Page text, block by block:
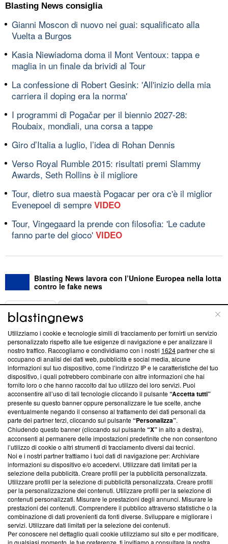
Blasting News consiglia
Gianni Moscon di nuovo nei guai: squalificato alla
Vuelta a Burgos
Kasia Niewiadoma doma il Mont Ventoux: tappa e
maglia in un finale da brividi al Tour
La confessione di Robert Gesink: 'All'inizio della mia
carriera il doping era la norma'
I programmi di Pogačar per il biennio 2027-28:
Roubaix, mondiali, una corsa a tappe
Giro d’Italia a luglio, l’idea di Rohan Dennis
Verso Royal Rumble 2015: risultati premi Slammy
Awards, Seth Rollins è il migliore
Tour, dietro sua maestà Pogacar per ora c'è il miglior
Evenepoel di sempre VIDEO
Tour, Vingegaard la prende con filosofia: 'Le cadute
fanno parte del gioco' VIDEO
Blasting News lavora con l’Unione Europea nella lotta
contro le fake news
ABOUT
Questa sezione offre informazioni trasparenti su Blasting
News, sui nostri processi editoriali e su come ci impegniamo a
creare news di qualità. Inoltre, afferma la nostra aderenza a
‘Trust Project - News with Integrity’Blasting News non è
ancora membro del programma, ma ha richiesto di farne
parte; Trust Project non ha ancora effettuato una verifica di
conformità agli standard.
Su di noi
Team editoriale
Corporate
Redazione
Informativa Privacy
Cookie Policy
Blasting SA, IDI CHE-247.845.224, Via Carlo Frasca, 3 - 6900
Lugano (Svizzera) Tel:+39 0690258937
Utilizziamo i cookie e tecnologie simili di tracciamento per fornirti un servizio
personalizzato rispetto alle tue esigenze di navigazione e per analizzare il
nostro traffico. Raccogliamo e condividiamo con i nostri 1624partner che si
occupano di analisi dei dati web, pubblicità e social media, alcune
informazioni sul tuo dispositivo, come l’indirizzo IP e le caratteristiche del tuo
dispositivo, i quali potrebbero combinarle con altre informazioni che hai
fornito loro o che hanno raccolto dal tuo utilizzo dei loro servizi. Puoi
acconsentire all’uso di tali tecnologie cliccando il pulsante“Accetta tutti”
presente su questo banner oppure personalizzare le tue scelte, anche
eventualmente negando il consenso al trattamento dei dati personali da
parte dei partner terzi, cliccando sul pulsante“Personalizza”.
Chiudendo questo banner (cliccando sul pulsante“X”in alto a destra),
acconsenti al permanere delle impostazioni predefinite che non consentono
l’utilizzo di cookie o altri strumenti di tracciamento diversi dai tecnici.
Noi e i nostri partner trattiamo i tuoi dati di navigazione per: Archiviare
informazioni su dispositivo e/o accedervi. Utilizzare dati limitati per la
selezione della pubblicità. Creare profili per la pubblicità personalizzata.
Utilizzare profili per la selezione di pubblicità personalizzata. Creare profili
per la personalizzazione dei contenuti. Utilizzare profili per la selezione di
contenuti personalizzati. Misurare le prestazioni degli annunci. Misurare le
prestazioni dei contenuti. Comprendere il pubblico attraverso statistiche o la
combinazione di dati provenienti da fonti diverse. Sviluppare e migliorare i
servizi. Utilizzare dati limitati per la selezione dei contenuti.
Per conoscere nel dettaglio quali cookie utilizziamo sul sito e per modificare,
in qualsiasi momento, le tue preferenze, ti invitiamo a consultare la nostra